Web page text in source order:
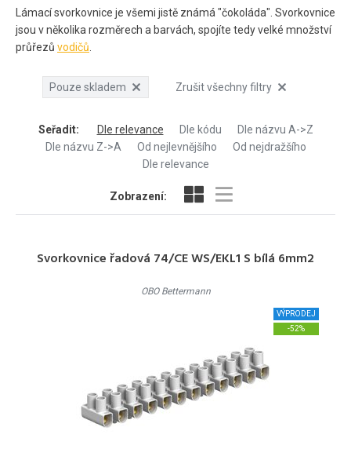
Lámací svorkovnice je všemi jistě známá "čokoláda". Svorkovnice
jsou v několika rozměrech a barvách, spojíte tedy velké množství
průřezů vodičů
Pouze skladem Zrušit všechny filtry
Seřadit: Dle relevance Dle kódu
Dle názvu A->Z
Dle názvu Z->A
Od nejlevnějšího
Od nejdražšího
Dle relevance
Zobrazení:
Svorkovnice řadová 74/CE WS/EKL1 S bílá 6mm2
OBO Bettermann
VÝPRODEJ
-52%